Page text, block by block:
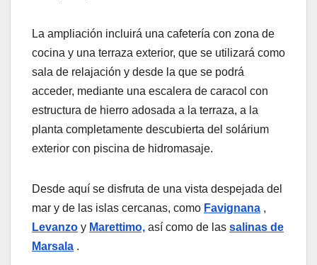
La ampliación incluirá una cafetería con zona de
cocina y una terraza exterior, que se utilizará como
sala de relajación y desde la que se podrá
acceder, mediante una escalera de caracol con
estructura de hierro adosada a la terraza, a la
planta completamente descubierta del solárium
exterior con piscina de hidromasaje.
Desde aquí se disfruta de una vista despejada del
mar y de las islas cercanas, como Favignana ,
Levanzo y Marettimo, así como de las salinas de
Marsala .